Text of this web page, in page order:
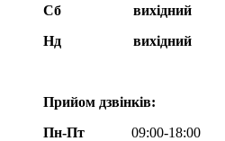
Сб
вихідний
Нд
вихідний
Прийом дзвінків:
Пн-Пт
09:00-18:00